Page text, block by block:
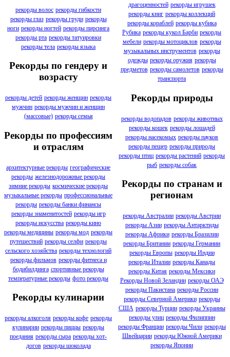
рекорды волос рекорды гибкости
рекорды глаз рекорды груди рекорды
ноги рекорды ногтей рекорды пирсинга
рекорды рта рекорды татуировки
рекорды тела рекорды языка
Рекорды по гендеру и
возрасту
рекорды детей рекорды женщин рекорды
мужчин рекорды мужчин и женщин
(массовые) рекорды семья
Рекорды по профессиям
и отраслям
архитектурные рекорды географические
рекорды железнодорожные рекорды
зимние рекорды космические рекорды
музыкальные рекорды профессиональные
рекорды рекорды банки финансы
рекорды знаменитостей рекорды игр
рекорды искусства рекорды кино
рекорды медицины рекорды мод рекорды
путешествий рекорды селфи рекорды
сельского хозяйства рекорды технологий
рекорды фильмов рекорды фитнеса и
бодибилдинга спортивные рекорды
температурные рекорды фото рекорды
Рекорды кулинарии
рекорды алкоголя рекорды кофе рекорды
кулинарии рекорды пиццы рекорды
поедания рекорды сыра рекорды хот-
догов рекорды шоколада
драгоценностей рекорды игрушек
рекорды книг рекорды коллекций
рекорды кораблей рекорды кубика
Рубика рекорды кукол Барби рекорды
мебели рекорды мотоциклов рекорды
музыкальных инструментов рекорды
одежды рекорды оружия рекорды
предметов рекорды самолетов рекорды
транспорта
Рекорды природы
рекорды водопадов рекорды животных
рекорды кошек рекорды лошадей
рекорды насекомых рекорды пауков
рекорды пещер рекорды природы
рекорды птиц рекорды растений рекорды
рыб рекорды собак
Рекорды по странам и
регионам
рекорды Австралии рекорды Австрии
рекорды Азии рекорды Антарктиды
рекорды Африки рекорды Бразилии
рекорды Британии рекорды Германии
рекорды Европы рекорды Индии
рекорды Италии рекорды Канады
рекорды Китая рекорды Мексики
Рекорды Новой Зеландии рекорды ОАЭ
рекорды Пакистана рекорды России
рекорды Северной Америки рекорды
США рекорды Турции рекорды Украины
рекорды улиц рекорды Филиппин
рекорды Франции рекорды Чили рекорды
Швейцарии рекорды Южной Америки
рекорды Японии